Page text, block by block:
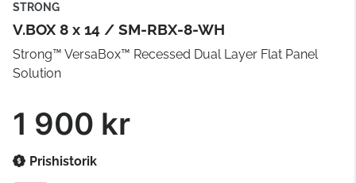
STRONG
V.BOX 8 x 14 / SM-RBX-8-WH
Strong™ VersaBox™ Recessed Dual Layer Flat Panel
Solution
1 900 kr
Prishistorik